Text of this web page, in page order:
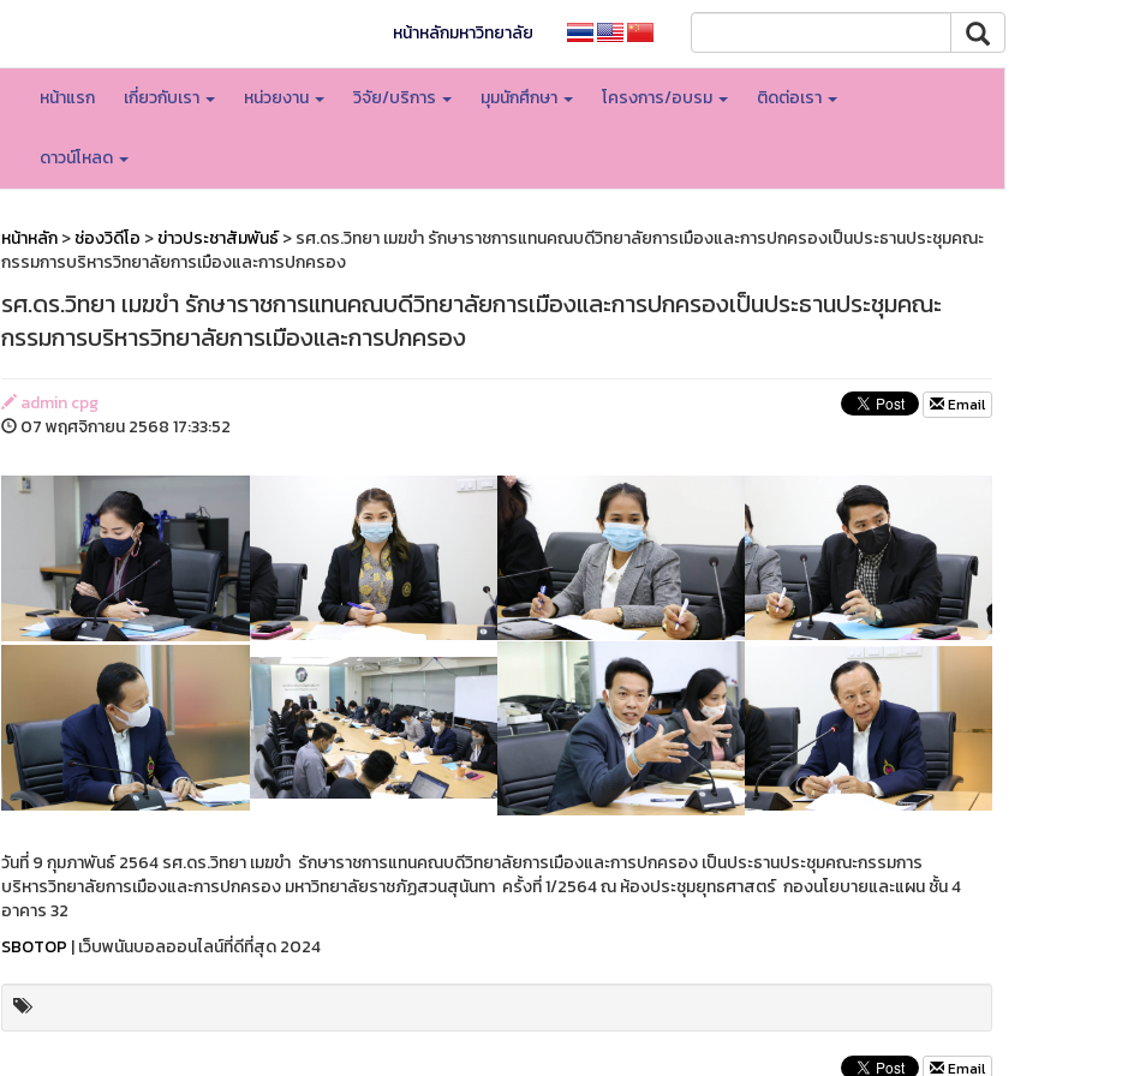
หน้าหลักมหาวิทยาลัย
หน้าแรก เกี่ยวกับเรา หน่วยงาน วิจัย/บริการ มุมนักศึกษา โครงการ/อบรม ติดต่อเรา
ดาวน์โหลด
หน้าหลัก>ช่องวิดีโอ >ข่าวประชาสัมพันธ์> รศ.ดร.วิทยา เมฆขำ รักษาราชการแทนคณบดีวิทยาลัยการเมืองและการปกครอง​ เป็นประธานประชุมคณะ
กรรมการบริหารวิทยาลัยการเมืองและการปกครอง​
รศ.ดร.วิทยา เมฆขำ รักษาราชการแทนคณบดีวิทยาลัยการเมืองและการปกครอง​ เป็นประธานประชุมคณะ
กรรมการบริหารวิทยาลัยการเมืองและการปกครอง​
admin cpg
07 พฤศจิกายน 2568 17:33:52
Email
วันที่ 9 กุมภาพันธ์ 2564 รศ.ดร.วิทยา เมฆขำ รักษาราชการแทนคณบดีวิทยาลัยการเมืองและการปกครอง เป็นประธานประชุมคณะกรรมการ
บริหารวิทยาลัยการเมืองและการปกครอง มหาวิทยาลัยราชภัฏสวนสุนันทา ครั้งที่ 1/2564 ณ ห้องประชุมยุทธศาสตร์ กองนโยบายและแผน ชั้น 4
อาคาร 32
SBOTOP | เว็บพนันบอลออนไลน์ที่ดีที่สุด 2024
Email